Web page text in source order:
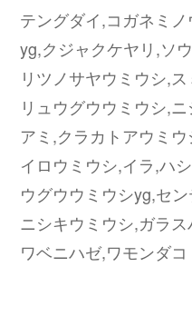
テングダイ,コガネミ
yg,クジャクケヤリ,ソ
リツノサヤウミウシ,
リュウグウウミウシ,
アミ,クラカトアウミ
イロウミウシ,イラ,ハ
ウグウウミウシyg,セ
ニシキウミウシ,ガラ
ワベニハゼ,ワモンダコ